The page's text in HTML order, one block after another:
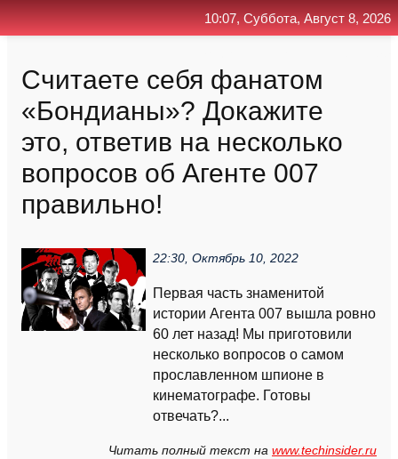
Считаете себя фанатом
«Бондианы»? Докажите
это, ответив на несколько
вопросов об Агенте 007
правильно!
22:30, Октябрь 10, 2022
Первая часть знаменитой
истории Агента 007 вышла ровно
60 лет назад! Мы приготовили
несколько вопросов о самом
прославленном шпионе в
кинематографе. Готовы
отвечать?...
Читать полный текст на www.techinsider.ru
10:07, Суббота, Август 8, 2026